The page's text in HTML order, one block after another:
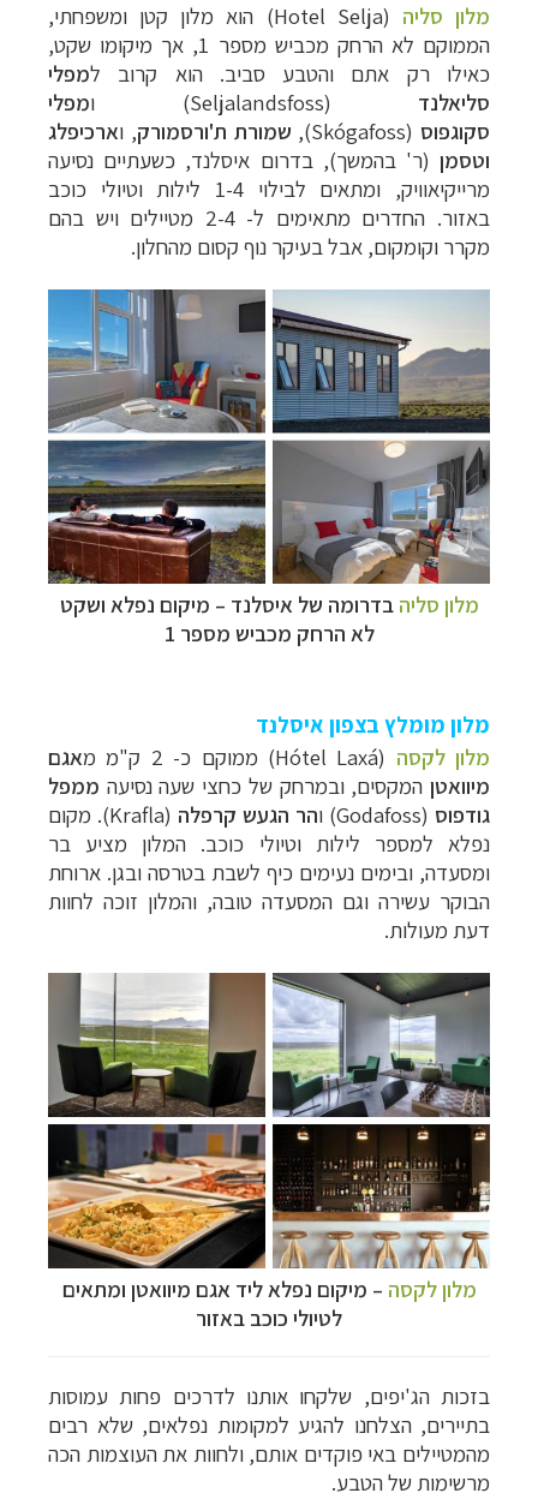
מלון סליה (
Hotel Selja) הוא מלון קטן ומשפחתי,
הממוקם לא הרחק מכביש מספר 1, אך מיקומו שקט,
כאילו רק אתם והטבע סביב. הוא קרוב למפלי
סליאלנד (
Seljalandsfoss) ומפלי
סקוגפוס (
Skógafoss
), שמורת ת'ורסמורק, וארכיפלג
וטסמן (ר' בהמשך),בדרום איסלנד, כשעתיים נסיעה
מרייקיאוויק, ומתאים לבילוי 1-4 לילות וטיולי כוכב
באזור. החדרים מתאימים ל- 2-4 מטיילים ויש בהם
מקרר וקומקום, אבל בעיקר נוף קסום מהחלון.
מלון סליה בדרומה של איסלנד – מיקום נפלא ושקט
לא הרחק מכביש מספר 1
מלון מומלץ בצפון איסלנד
מלון לקסה (
Hótel Laxá) ממוקם כ- 2 ק"מ מ
אגם
מיוואטן המקסים, ובמרחק של כחצי שעה נסיעה ממפל
גודפוס (
Godafoss) והר הגעש קרפלה (
Krafla). מקום
נפלא למספר לילות וטיולי כוכב. המלון מציע בר
ומסעדה, ובימים נעימים כיף לשבת בטרסה ובגן. ארוחת
הבוקר עשירה וגם המסעדה טובה, והמלון זוכה לחוות
דעת מעולות.
מלון לקסה – מיקום נפלא ליד אגם מיוואטן ומתאים
לטיולי כוכב באזור
בזכות הג'יפים, שלקחו אותנו לדרכים פחות עמוסות
בתיירים, הצלחנו להגיע למקומות נפלאים, שלא רבים
מהמטיילים באי פוקדים אותם, ולחוות את העוצמות הכה
מרשימות של הטבע.